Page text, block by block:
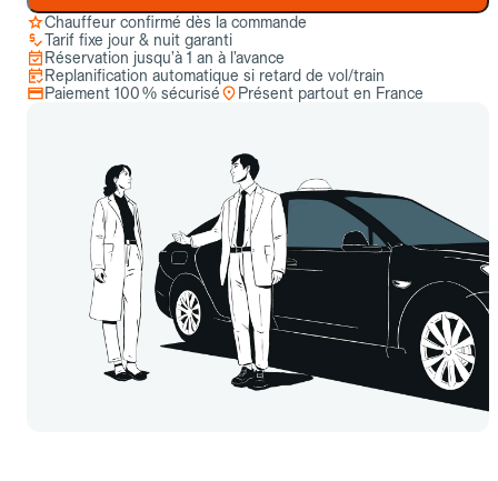
Chauffeur confirmé dès la commande
Tarif fixe jour & nuit garanti
Réservation jusqu’à 1 an à l’avance
Replanification automatique si retard de vol/train
Paiement 100 % sécurisé
Présent partout en France